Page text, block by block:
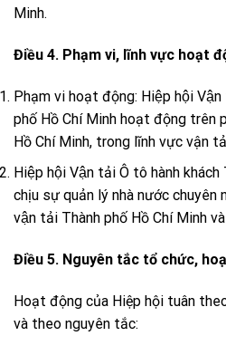
Minh.
Điều 4. Phạm vi, lĩnh vực hoạt
Phạm vi hoạt động: Hiệp hội
phố Hồ Chí Minh hoạt động trên
Hồ Chí Minh, trong lĩnh vực vận
Hiệp hội Vận tải Ô tô hành khách
chịu sự quản lý nhà nước chuyên
vận tải Thành phố Hồ Chí Minh
Điều 5. Nguyên tắc tổ chức,
Hoạt động của Hiệp hội tuân
và theo nguyên tắc: